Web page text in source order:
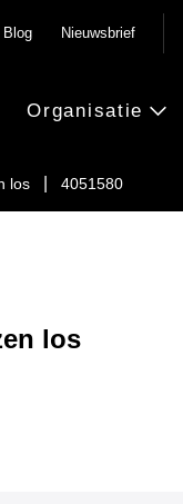
los 4051580
Organisatie
Blog Nieuwsbrief
los